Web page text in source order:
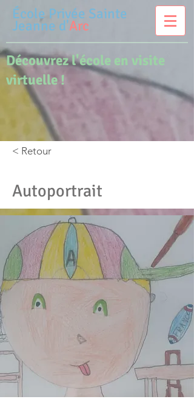
École Privée Sainte
Jeanne d'Arc
Découvrez l'école en visite
virtuelle !
< Retour
Autoportrait